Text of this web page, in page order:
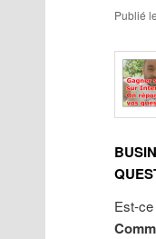
Publié le
Est-